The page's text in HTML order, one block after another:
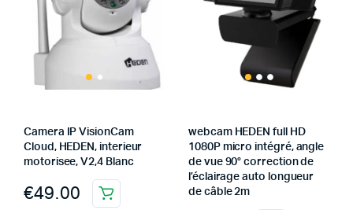
Camera IP VisionCam
Cloud, HEDEN, interieur
motorisee, V2,4 Blanc
€49.00
webcam HEDEN full HD
1080P micro intégré, angle
de vue 90° correction de
l’éclairage auto longueur
de câble 2m